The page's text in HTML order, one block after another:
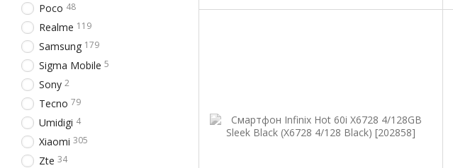
Poco 48
Realme 119
Samsung 179
Sigma Mobile 5
Sony 2
Tecno 79
Umidigi 4
Xiaomi 305
Zte 34